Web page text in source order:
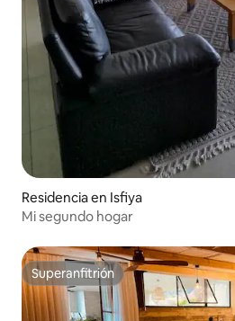
Residencia en Isfiya
Mi segundo hogar
Superanfitrión
Superanfitrión